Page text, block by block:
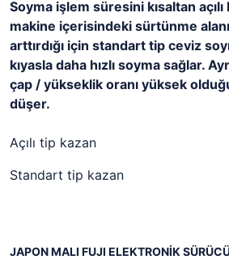
Soyma işlem süresini kısaltan
makine içerisindeki sürtünme
arttırdığı için standart tip ceviz
kıyasla daha hızlı soyma sağlar.
çap / yükseklik oranı yüksek
düşer.
Açılı tip kazan
Standart tip kazan
JAPON MALI FUJI ELEKTRONİK